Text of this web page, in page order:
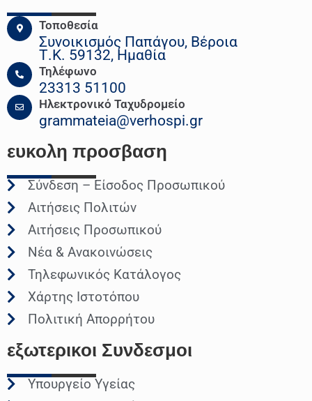
Τοποθεσία
Συνοικισμός Παπάγου, Βέροια
Τ.Κ. 59132, Ημαθία
Τηλέφωνο
23313 51100
Ηλεκτρονικό Ταχυδρομείο
grammateia@verhospi.gr
ευκολη προσβαση
Σύνδεση – Είσοδος Προσωπικού
Αιτήσεις Πολιτών
Αιτήσεις Προσωπικού
Νέα & Ανακοινώσεις
Τηλεφωνικός Κατάλογος
Χάρτης Ιστοτόπου
Πολιτική Απορρήτου
εξωτερικοι Συνδεσμοι
Υπουργείο Υγείας